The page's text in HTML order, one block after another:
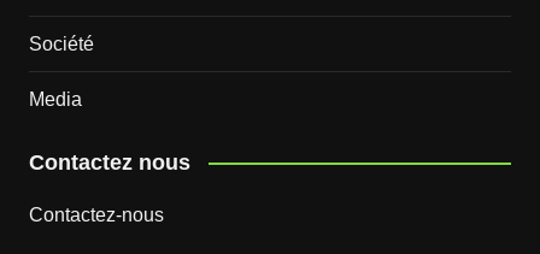
Société
Media
Contactez nous
Contactez-nous